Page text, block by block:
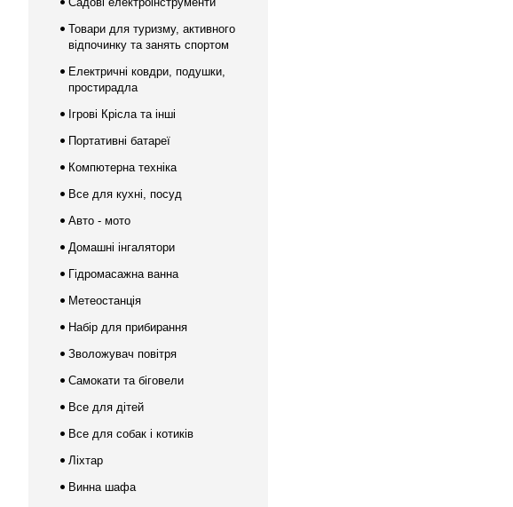
Товари для туризму, активного
відпочинку та занять спортом
Електричні ковдри, подушки,
простирадла
Ігрові Крісла та інші
Портативні батареї
Компютерна техніка
Все для кухні, посуд
Авто - мото
Домашні інгалятори
Гідромасажна ванна
Метеостанція
Набір для прибирання
Зволожувач повітря
Самокати та біговели
Все для дітей
Все для собак і котиків
Ліхтар
Винна шафа